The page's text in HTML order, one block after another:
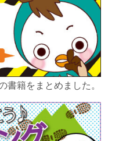
書籍をまとめました。